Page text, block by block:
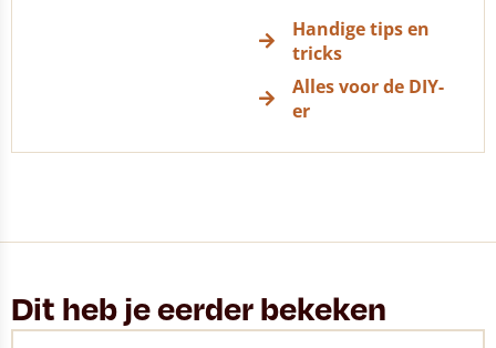
Handige tips en
tricks
Alles voor de DIY-
er
Dit heb je eerder bekeken